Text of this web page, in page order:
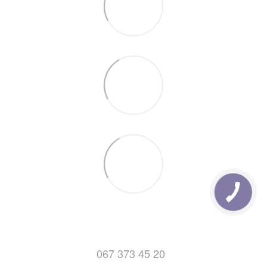
деталях отделений новой почты можно
7. Отправка заказов с Понедельника по Пятницу (после
067 373 45 20